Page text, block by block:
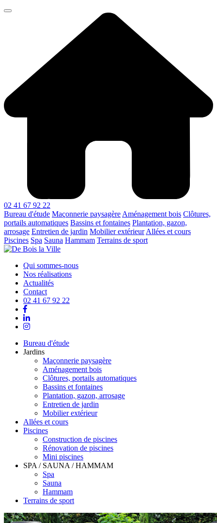
02 41 67 92 22
Bureau d'étude Maçonnerie paysagère Aménagement bois Clôtures,
portails automatiques Bassins et fontaines Plantation, gazon,
arrosage Entretien de jardin Mobilier extérieur Allées et cours
Piscines Spa Sauna Hammam Terrains de sport
Qui sommes-nous
Nos réalisations
Actualités
Contact
02 41 67 92 22
Bureau d'étude
Jardins
Maçonnerie paysagère
Aménagement bois
Clôtures, portails automatiques
Bassins et fontaines
Plantation, gazon, arrosage
Entretien de jardin
Mobilier extérieur
Allées et cours
Piscines
Construction de piscines
Rénovation de piscines
Mini piscines
SPA / SAUNA / HAMMAM
Spa
Sauna
Hammam
Terrains de sport